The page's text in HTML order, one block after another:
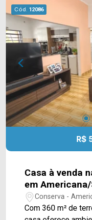
Grill, academia
Entre em contato
e agende a sua
(19) 3475-4546 ARBIX IMÓVEIS - Presente em
cada mudança!
Cód. 12086
R$
Casa à venda
em Americana/
Conserva -
Com 360 m² de